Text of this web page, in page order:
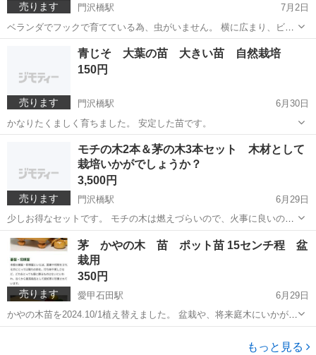
売ります 門沢橋駅
7月2日
ベランダでフックで育てている為、虫がいません。 横に広まり、ビニ
ールポット1個買うと割高で、夏に植替えすると、炎天下に枯れやすい
ので、安定した苗でお得です。 有機培養土を使用しています。
厚木市 門沢橋駅 その他 レモン
売ります
青じそ 大葉の苗 大きい苗 自然栽培
150円
門沢橋駅
6月30日
かなりたくましく育ちました。 安定した苗です。
門沢橋駅 その他 大葉
売ります
モチの木2本＆茅の木3本セット 木材として
栽培いかがでしょうか？
3,500円
門沢橋駅
6月29日
少しお得なセットです。 モチの木は燃えづらいので、火事に良いの
と、硬い、 かやの木は将棋盤に使われています。 将来の木材の栽培は
いかがでしょうか？( ･ิω･ิ)
神奈川 厚木市 門沢橋駅 その他 木材
売ります
茅 かやの木 苗 ポット苗 15センチ程 盆
栽用
350円
愛甲石田駅
6月29日
かやの木苗を2024.10/1植え替えました。 盆栽や、将来庭木にいかがで
しょうか？
もっと見る